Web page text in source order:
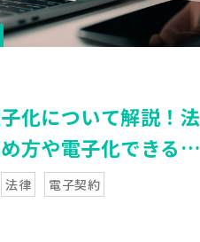
化について解説！法
方や電子化できる・
書も紹介
法律 電子契約